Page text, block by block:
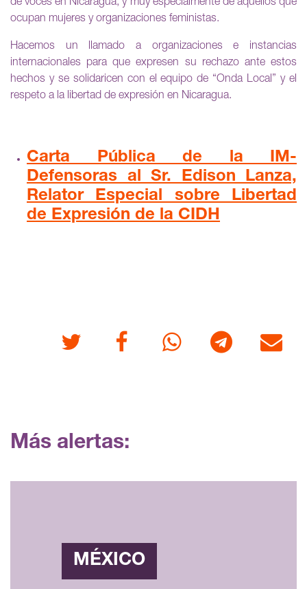
de voces en Nicaragua, y muy especialmente de aquellos que
ocupan mujeres y organizaciones feministas.
Hacemos un llamado a organizaciones e instancias
internacionales para que expresen su rechazo ante estos
hechos y se solidaricen con el equipo de “Onda Local” y el
respeto a la libertad de expresión en Nicaragua.
Carta Pública de la IM-
Defensoras al Sr. Edison Lanza,
Relator Especial sobre Libertad
de Expresión de la CIDH
Twitter FacebookWhatsappTelegram Correo
Más alertas:
MÉXICO